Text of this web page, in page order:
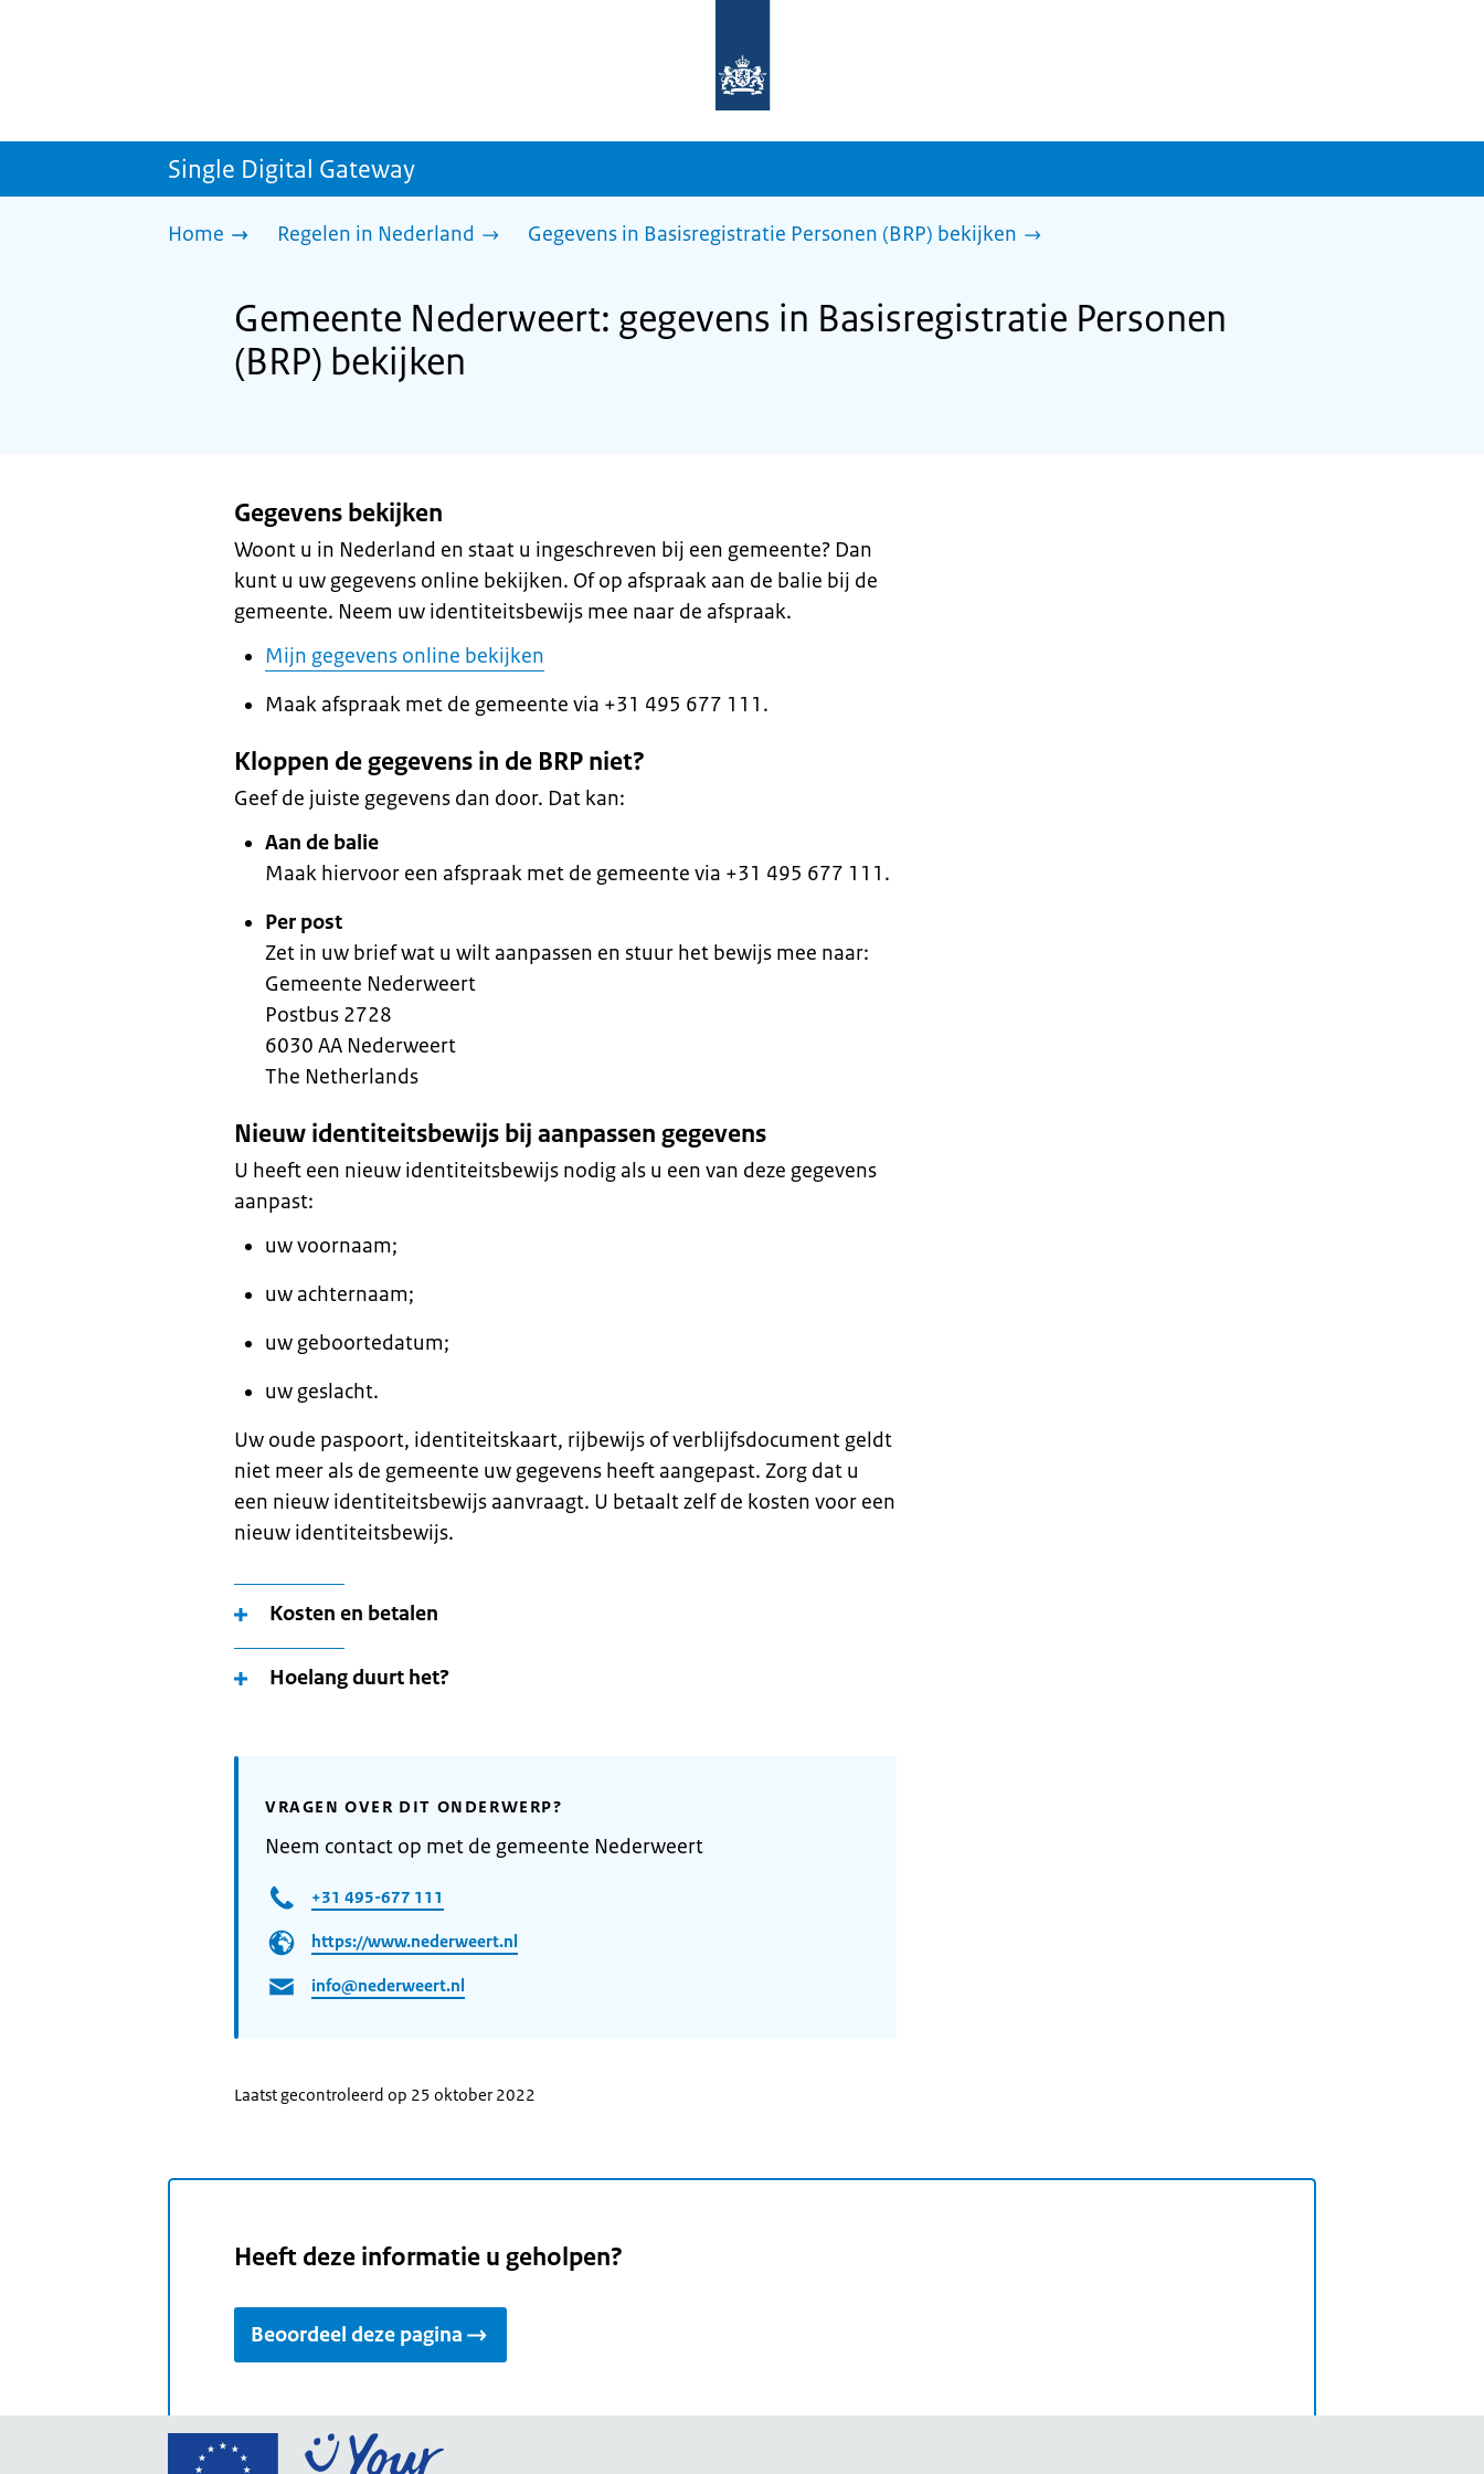
homepage
sdg.rijksoverheid.nl
Single Digital Gateway
Home Regelen in Nederland Gegevens in Basisregistratie Personen (BRP) bekijken
Gemeente Nederweert: gegevens in Basisregistratie Personen
(BRP) bekijken
Gegevens bekijken
Woont u in Nederland en staat u ingeschreven bij een gemeente? Dan
kunt u uw gegevens online bekijken. Of op afspraak aan de balie bij de
gemeente. Neem uw identiteitsbewijs mee naar de afspraak.
Mijn gegevens online bekijken
Maak afspraak met de gemeente via +31 495 677 111.
Kloppen de gegevens in de BRP niet?
Geef de juiste gegevens dan door. Dat kan:
Aan de balie
Maak hiervoor een afspraak met de gemeente via +31 495 677 111.
Per post
Zet in uw brief wat u wilt aanpassen en stuur het bewijs mee naar:
Gemeente Nederweert
Postbus 2728
6030 AA Nederweert
The Netherlands
Nieuw identiteitsbewijs bij aanpassen gegevens
U heeft een nieuw identiteitsbewijs nodig als u een van deze gegevens
aanpast:
uw voornaam;
uw achternaam;
uw geboortedatum;
uw geslacht.
Uw oude paspoort, identiteitskaart, rijbewijs of verblijfsdocument geldt
niet meer als de gemeente uw gegevens heeft aangepast. Zorg dat u
een nieuw identiteitsbewijs aanvraagt. U betaalt zelf de kosten voor een
nieuw identiteitsbewijs.
Kosten en betalen
Hoelang duurt het?
VRAGEN OVER DIT ONDERWERP?
Neem contact op met de gemeente Nederweert
+31 495-677 111
https://www.nederweert.nl
info@nederweert.nl
Laatst gecontroleerd op 25 oktober 2022
Heeft deze informatie u geholpen?
Beoordeel deze pagina
Ga